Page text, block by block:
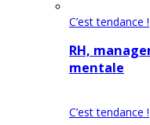
C’est tendance !
RH,
mentale
C’est tendance !